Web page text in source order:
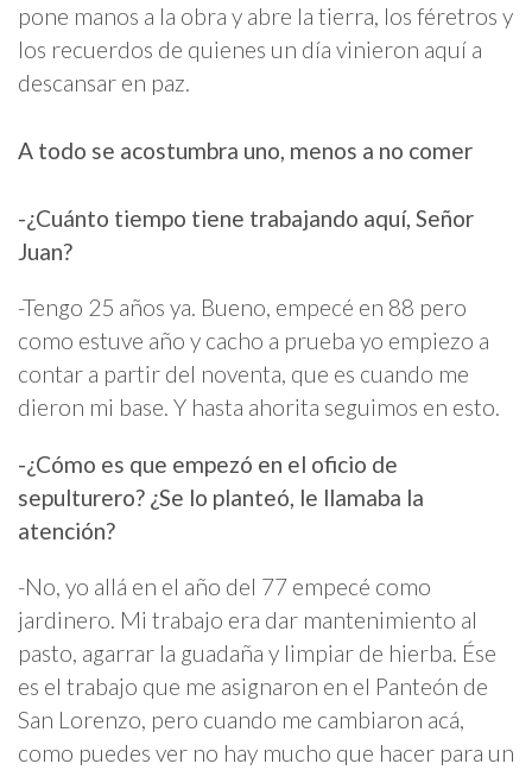
pone manos a la obra y abre la tierra, los féretros y
los recuerdos de quienes un día vinieron aquí a
descansar en paz.
A todo se acostumbra uno, menos a no comer
-¿Cuánto tiempo tiene trabajando aquí, Señor
Juan?
-Tengo 25 años ya. Bueno, empecé en 88 pero
como estuve año y cacho a prueba yo empiezo a
contar a partir del noventa, que es cuando me
dieron mi base. Y hasta ahorita seguimos en esto.
-¿Cómo es que empezó en el oficio de
sepulturero? ¿Se lo planteó, le llamaba la
atención?
-No, yo allá en el año del 77 empecé como
jardinero. Mi trabajo era dar mantenimiento al
pasto, agarrar la guadaña y limpiar de hierba. Ése
es el trabajo que me asignaron en el Panteón de
San Lorenzo, pero cuando me cambiaron acá,
como puedes ver no hay mucho que hacer para un